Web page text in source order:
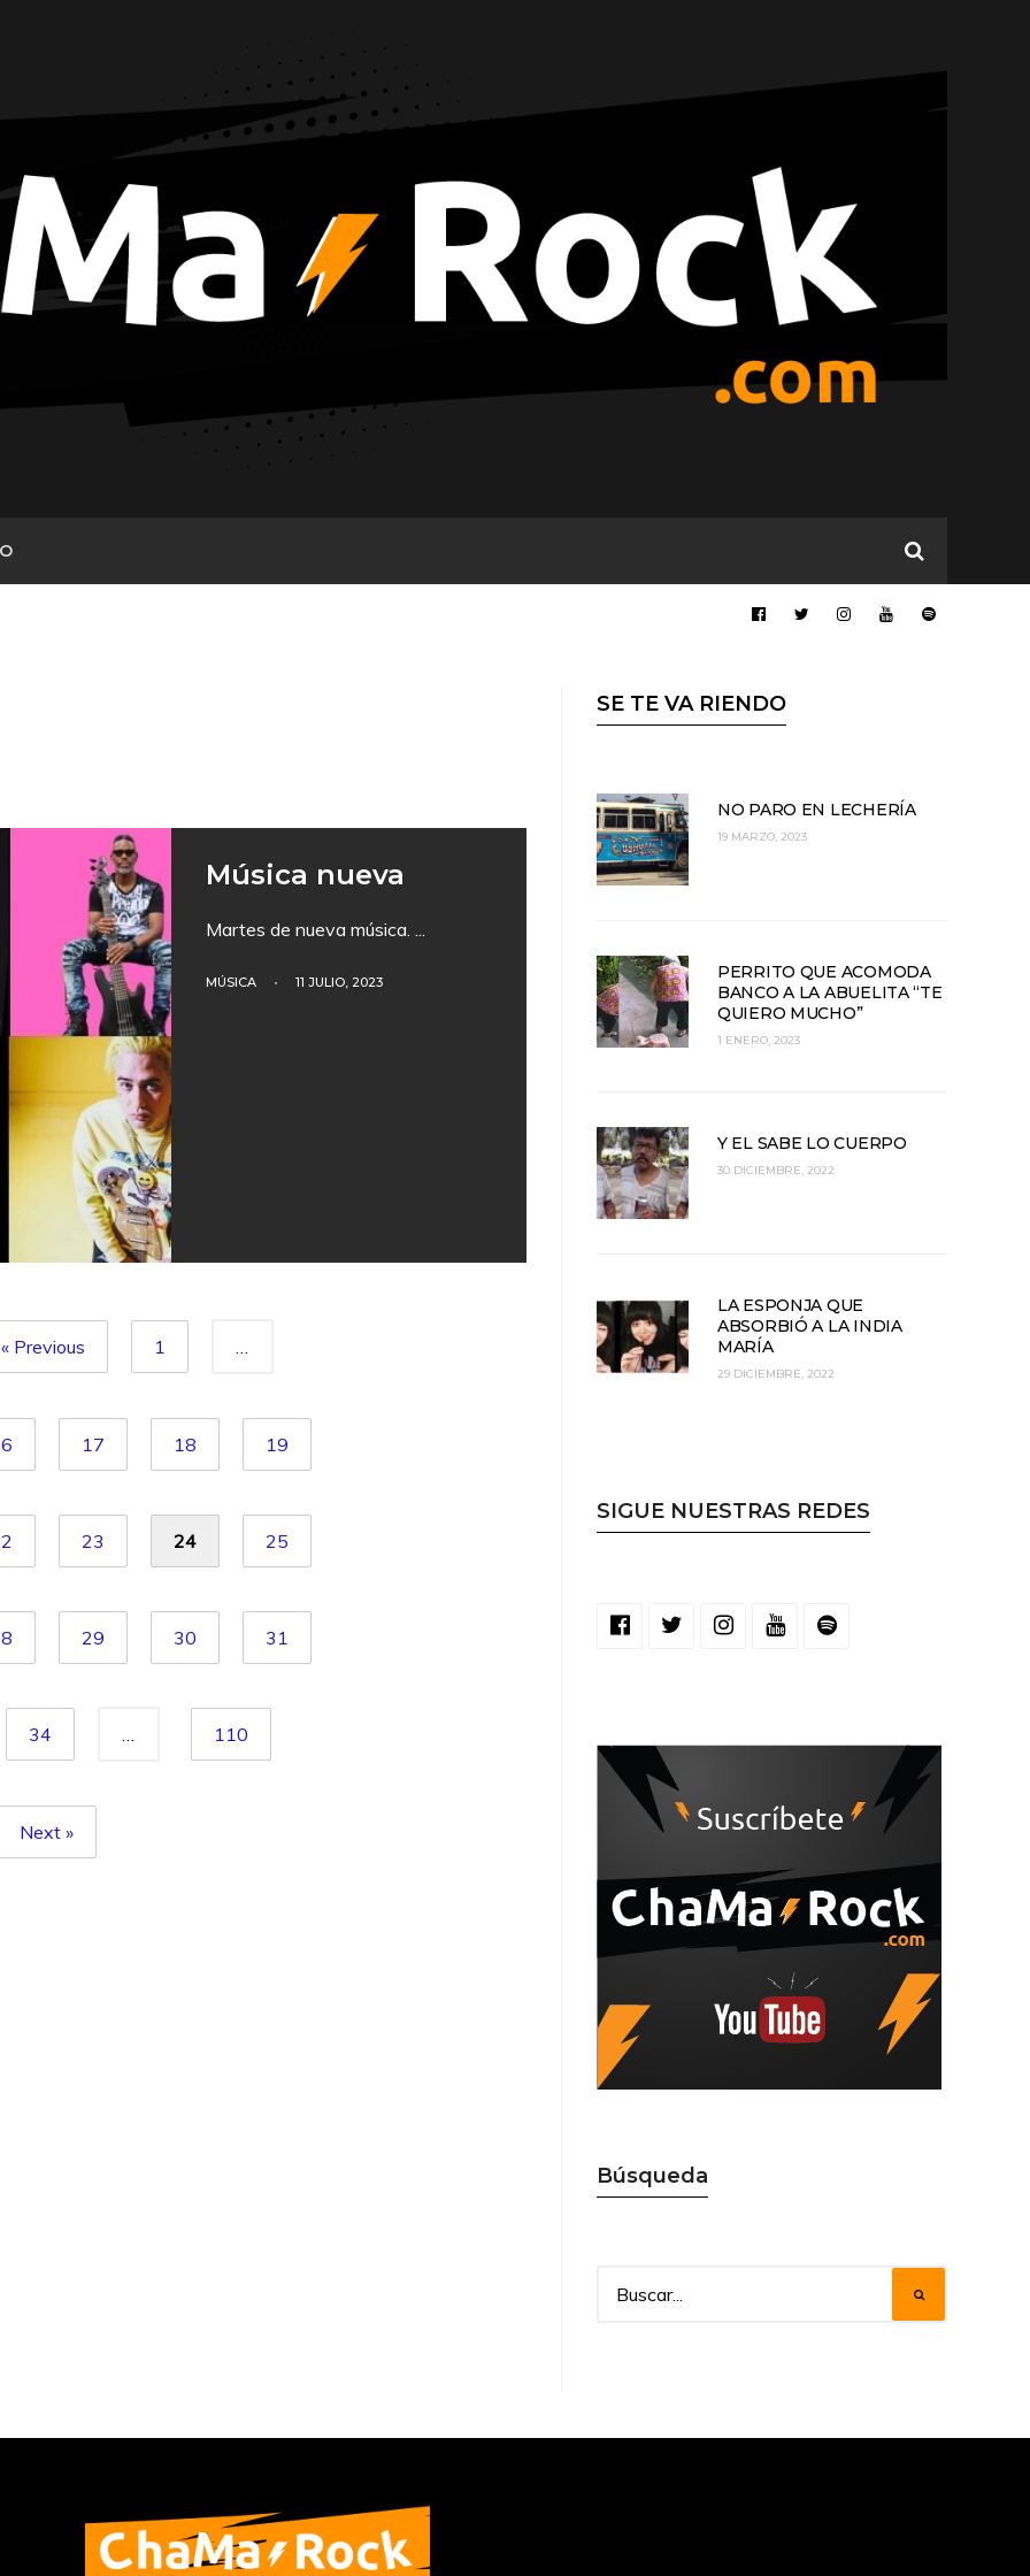
Música nueva
Martes de nueva música....
MÚSICA • 11 JULIO, 2023
« Previous 1 …
17 18 19
23 24 25
29 30 31
34 … 110
Next »
SE TE VA RIENDO
NO PARO EN LECHERÍA
19 MARZO, 2023
PERRITO QUE ACOMODA
BANCO A LA ABUELITA “TE
QUIERO MUCHO”
1 ENERO, 2023
Y EL SABE LO CUERPO
30 DICIEMBRE, 2022
LA ESPONJA QUE
ABSORBIÓ A LA INDIA
MARÍA
29 DICIEMBRE, 2022
SIGUE NUESTRAS REDES
Búsqueda